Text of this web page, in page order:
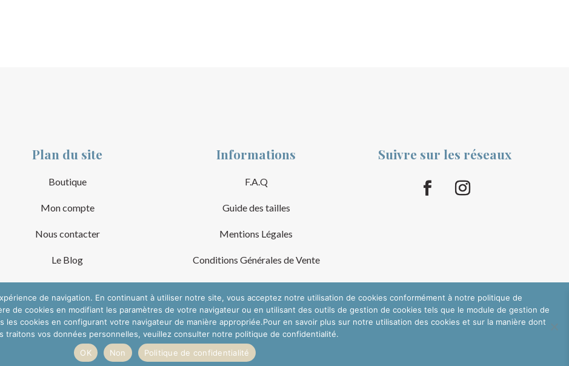
Plan du site
Boutique
Mon compte
Nous contacter
Le Blog
Informations
F.A.Q
Guide des tailles
Mentions Légales
Conditions Générales de Vente
Suivre sur les réseaux
de navigation. En continuant à utiliser notre site, vous acceptez notre utilisation de cookies conformément à notre politique de
de cookies en modifiant les paramètres de votre navigateur ou en utilisant des outils de gestion de cookies tels que le module de gestion de
cookies en configurant votre navigateur de manière appropriée.Pour en savoir plus sur notre utilisation des cookies et sur la manière dont
traitons vos données personnelles, veuillez consulter notre politique de confidentialité.
OK
Non Politique de confidentialité